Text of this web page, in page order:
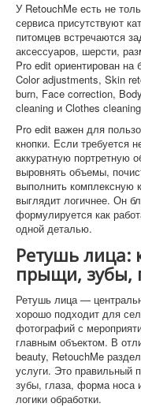
У RetouchMe есть не
сервиса присутствуют
питомцев встречаются
аксессуаров, шерсти,
Pro edit ориентирован
Color adjustments, Skin
burn, Face correction,
cleaning и Clothes
Pro edit важен для
кнопки. Если требуется
аккуратную портретную
выровнять объемы,
выполнить комплексную
выглядит логичнее. Он
формулируется как
одной деталью.
Ретушь
прыщи, зубы,
Ретушь лица —
хорошо подходит для
фотографий с
главным объектом. В
beauty, RetouchMe
услуги. Это правильный
зубы, глаза, форма носа
логики обработки.